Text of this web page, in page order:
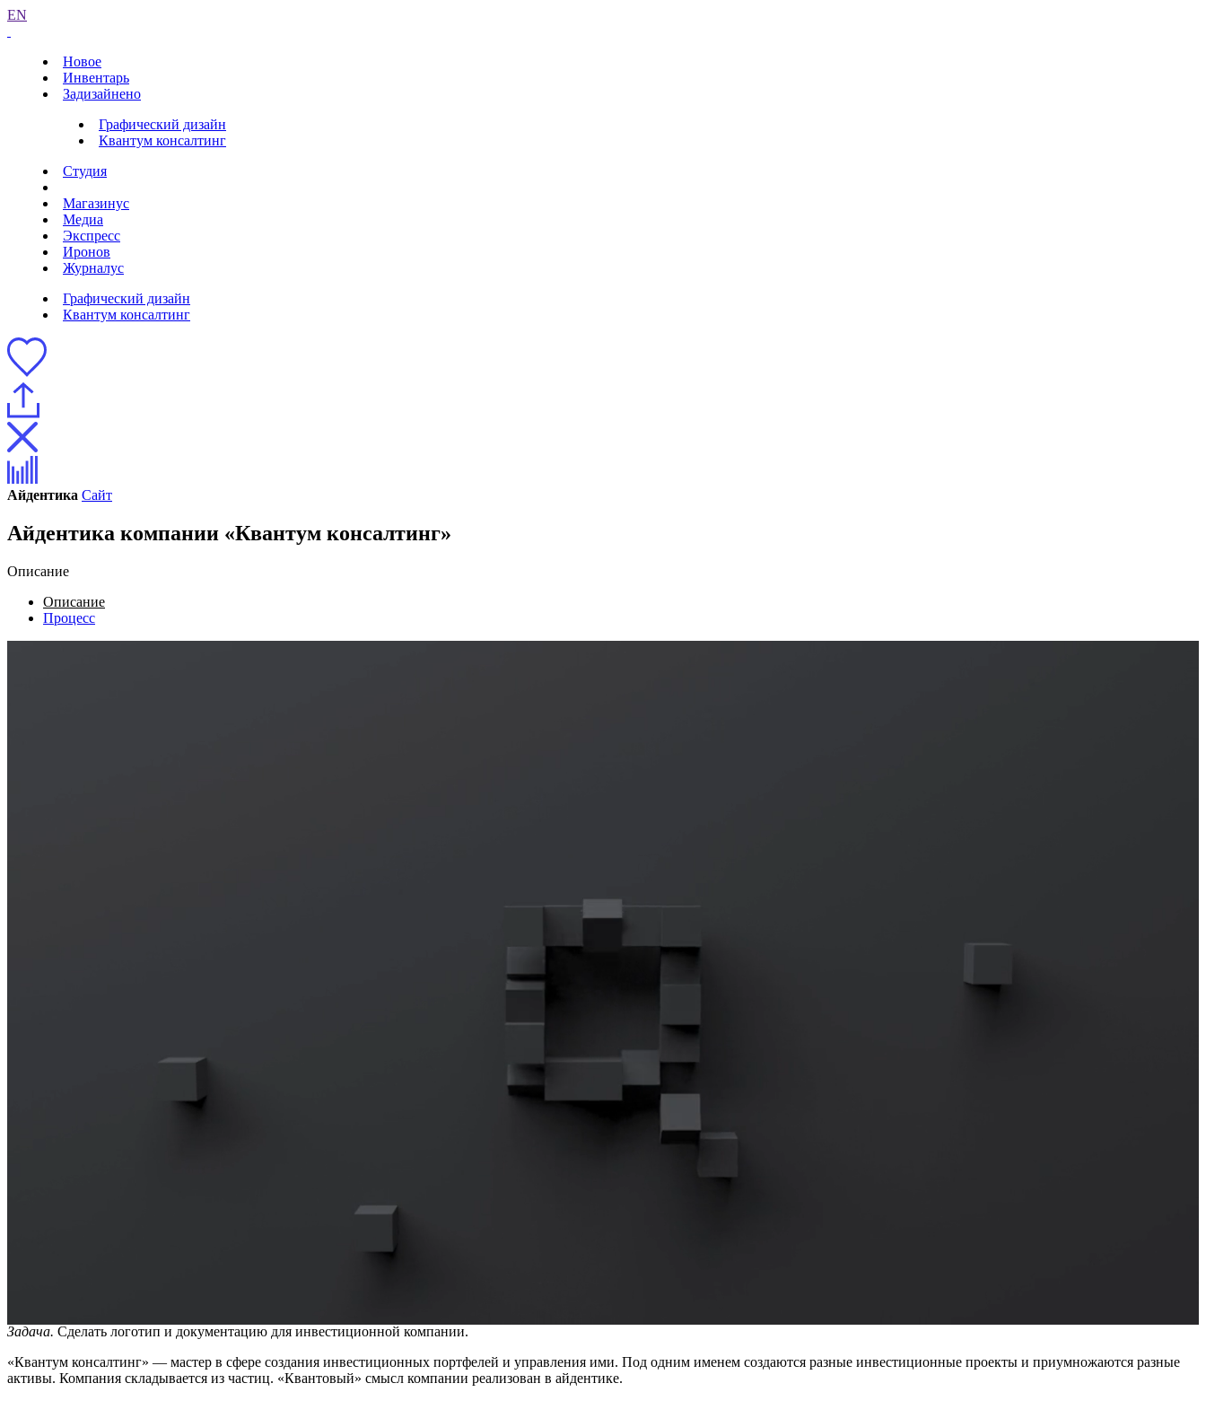
EN
Новое
Инвентарь
Задизайнено
Графический дизайн
Квантум консалтинг
Студия
Магазинус
Медиа
Экспресс
Иронов
Журналус
Графический дизайн
Квантум консалтинг
Айдентика Сайт
Айдентика компании «Квантум консалтинг»
Описание
Описание
Процесс
Задача. Сделать логотип и документацию для инвестиционной компании.
«Квантум консалтинг» — мастер в сфере создания инвестиционных портфелей и управления ими. Под одним именем создаются разные инвестиционные проекты и приумножаются разные
активы. Компания складывается из частиц. «Квантовый» смысл компании реализован в айдентике.